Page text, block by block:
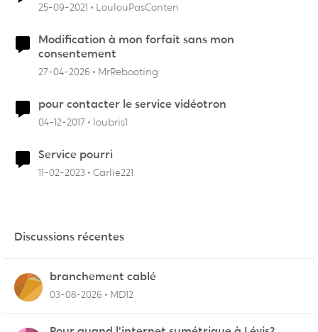
25-09-2021 LoulouPasConten
Modification à mon forfait sans mon
consentement
27-04-2026 MrRebooting
pour contacter le service vidéotron
04-12-2017 loubris1
Service pourri
11-02-2023 Carlie221
Discussions récentes
branchement cablé
03-08-2026 MD12